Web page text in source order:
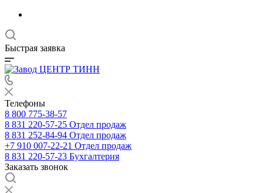
Быстрая заявка
Телефоны
8 800 775-38-57
8 831 220-57-25 Отдел продаж
8 831 252-84-94 Отдел продаж
+7 910 007-22-21 Отдел продаж
8 831 220-57-23 Бухгалтерия
Заказать звонок